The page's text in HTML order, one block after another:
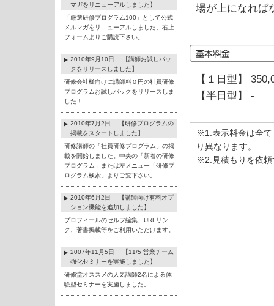
マガをリニューアルしました】
「厳選研修プログラム100」として公式
メルマガをリニューアルしました。右上
フォームよりご購読下さい。
2010年9月10日 【講師お試しパッ
クをリリースしました】
研修会社様向けに講師料０円の社員研修
プログラムお試しパックをリリースしま
した！
2010年7月2日 【研修プログラムの
掲載をスタートしました】
研修講師の「社員研修プログラム」の掲
載を開始しました。中央の「新着の研修
プログラム」または左メニュー「研修プ
ログラム検索」よりご覧下さい。
2010年6月2日 【講師向け有料オプ
ション機能を追加しました】
プロフィールのセルフ編集、URLリン
ク、著書掲載等をご利用いただけます。
2007年11月5日 【11/5 営業チーム
強化セミナーを実施しました】
研修堂オススメの人気講師2名による体
験型セミナーを実施しました。
場が上になれば
【１日型】
【半日型】 -
※1.表示料金は全て
り異なります。
※2.見積もりを依頼